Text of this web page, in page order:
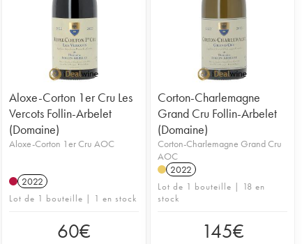
Aloxe-Corton 1er Cru Les
Vercots Follin-Arbelet
(Domaine)
Aloxe-Corton 1er Cru AOC
2022
Lot de 1 bouteille | 1 en stock
60€
Corton-Charlemagne
Grand Cru Follin-Arbelet
(Domaine)
Corton-Charlemagne Grand Cru
AOC
2022
Lot de 1 bouteille | 18 en
stock
145€